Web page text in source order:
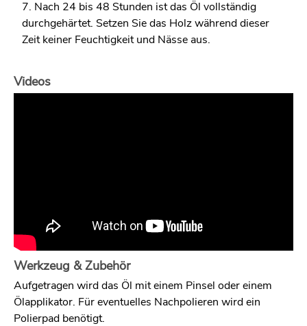
7. Nach 24 bis 48 Stunden ist das Öl vollständig
durchgehärtet. Setzen Sie das Holz während dieser
Zeit keiner Feuchtigkeit und Nässe aus.
Videos
Werkzeug & Zubehör
Aufgetragen wird das Öl mit einem Pinsel oder einem
Ölapplikator. Für eventuelles Nachpolieren wird ein
Polierpad benötigt.